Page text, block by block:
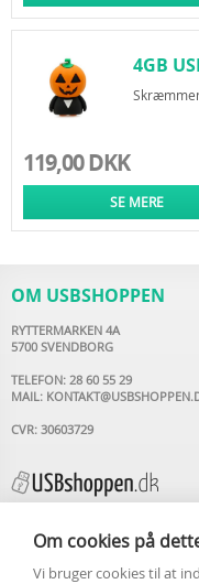
4GB
119,00 DKK
SE MERE
OM USBSHOPPEN
RYTTERMARKEN 4A
5700 SVENDBORG
TELEFON: 28 60 55 29
MAIL:
CVR: 30603729
Om cookies på
Vi bruger cookies til at